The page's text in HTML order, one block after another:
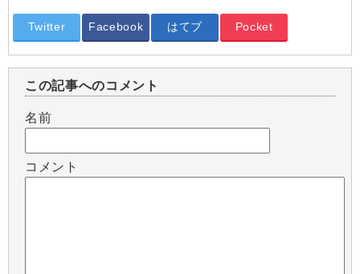
Twitter Facebook はてブ Pocket
この記事へのコメント
名前
コメント